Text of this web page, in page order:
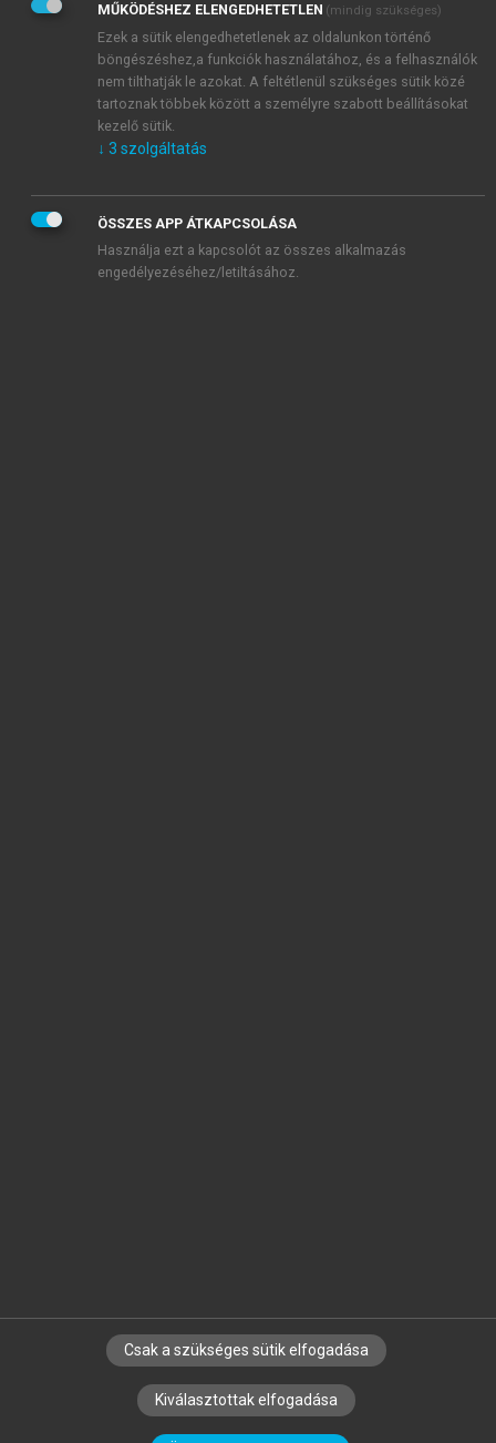
Adatkezelési tájékoztatóbanfoglaltakat tudomásul
veszem és elfogadom.
Általános vásárlási feltételeket, valamint a szotar.netés a
mersz.huoldalak licencszerződéseiben foglaltakat
tudomásul veszem és elfogadom.
KIPRÓBÁLOM
SZERZŐKNEK CÉGEKNEK KÖNYVTÁROSOKNAK
SZERKESZTÉSI ÉS LEKTORÁLÁSI ALAPELVEK
MŰKÖDÉSHEZ ELENGEDHETETLEN (mindig szükséges)
Ezek a sütik elengedhetetlenek az oldalunkon történő
böngészéshez,a funkciók használatához, és a felhasználók
nem tilthatják le azokat. A feltétlenül szükséges sütik közé
tartoznak többek között a személyre szabott beállításokat
kezelő sütik.
↓ 3 szolgáltatás
ÖSSZES APP ÁTKAPCSOLÁSA
Használja ezt a kapcsolót az összes alkalmazás
engedélyezéséhez/letiltásához.
Csak a szükséges sütik elfogadása
Kiválasztottak elfogadása